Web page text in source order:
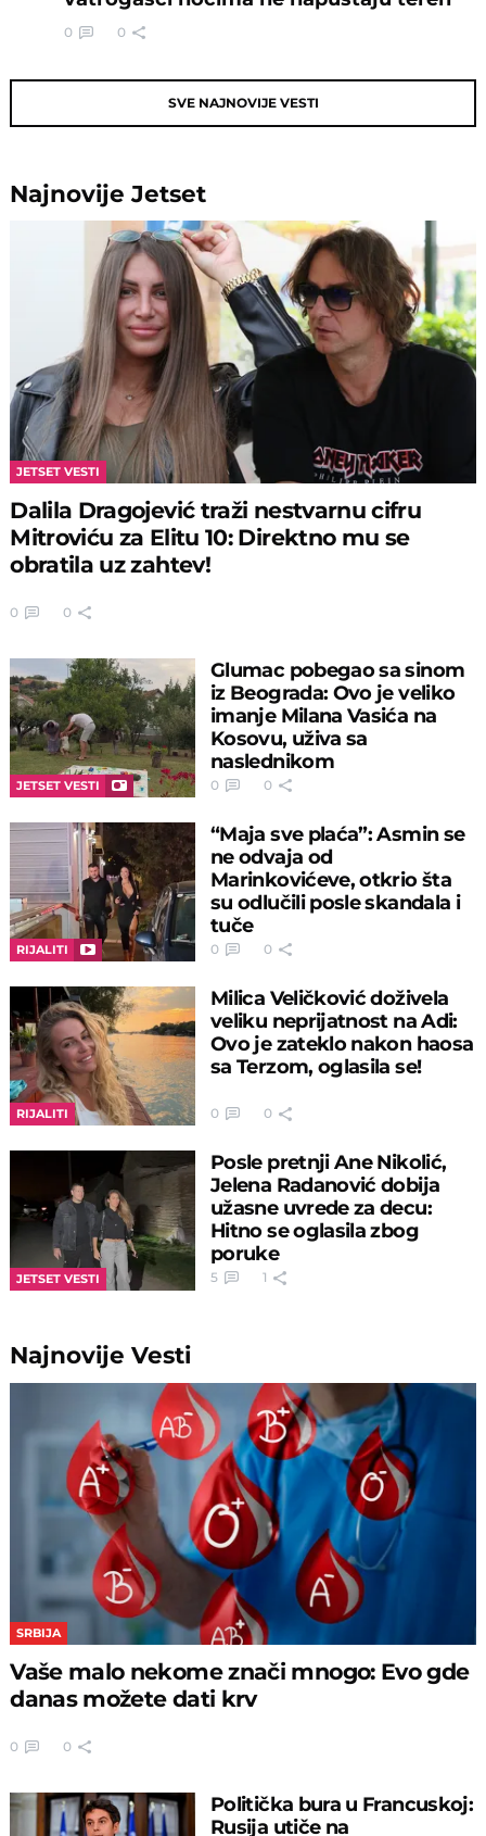
0 0
SVE NAJNOVIJE VESTI
NajnovijeJetset
JETSET VESTI
Dalila Dragojević traži nestvarnu cifru
Mitroviću za Elitu 10: Direktno mu se
obratila uz zahtev!
0 0
JETSET VESTI
Glumac pobegao sa sinom
iz Beograda: Ovo je veliko
imanje Milana Vasića na
Kosovu, uživa sa
naslednikom
0 0
RIJALITI
“Maja sve plaća”: Asmin se
ne odvaja od
Marinkovićeve, otkrio šta
su odlučili posle skandala i
tuče
0 0
RIJALITI
Milica Veličković doživela
veliku neprijatnost na Adi:
Ovo je zateklo nakon haosa
sa Terzom, oglasila se!
0 0
JETSET VESTI
Posle pretnji Ane Nikolić,
Jelena Radanović dobija
užasne uvrede za decu:
Hitno se oglasila zbog
poruke
5 1
NajnovijeVesti
SRBIJA
Vaše malo nekome znači mnogo: Evo gde
danas možete dati krv
0 0
Politička bura u Francuskoj:
Rusija utiče na